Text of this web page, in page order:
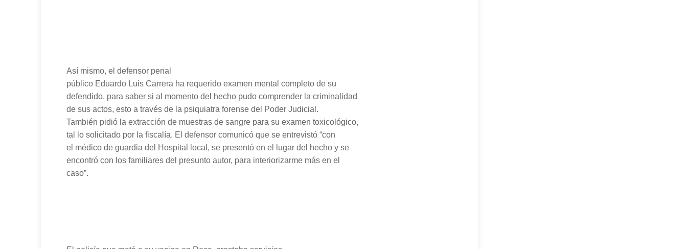
Así mismo, el defensor penal
público Eduardo Luis Carrera ha requerido examen mental completo de su
defendido, para saber si al momento del hecho pudo comprender la criminalidad
de sus actos, esto a través de la psiquiatra forense del Poder Judicial.
También pidió la extracción de muestras de sangre para su examen toxicológico,
tal lo solicitado por la fiscalía. El defensor comunicó que se entrevistó “con
el médico de guardia del Hospital local, se presentó en el lugar del hecho y se
encontró con los familiares del presunto autor, para interiorizarme más en el
caso”.